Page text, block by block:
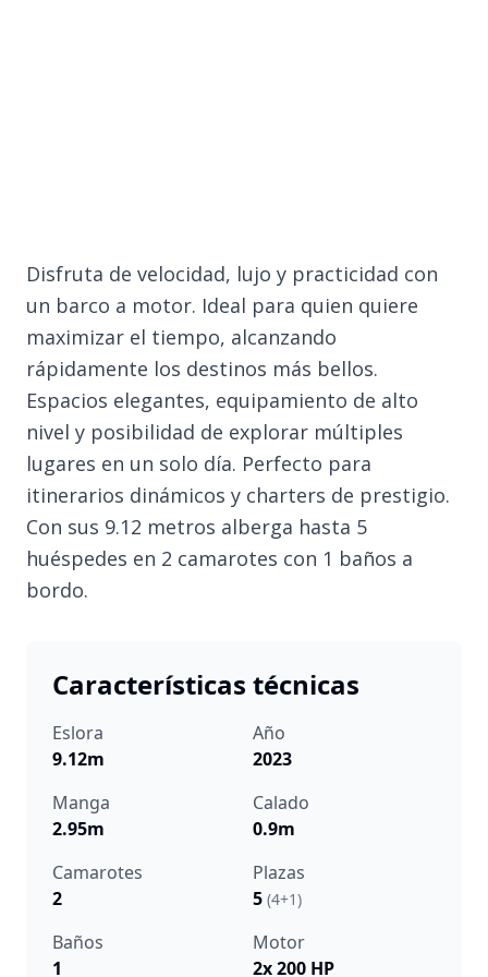
Disfruta de velocidad, lujo y practicidad con
un barco a motor. Ideal para quien quiere
maximizar el tiempo, alcanzando
rápidamente los destinos más bellos.
Espacios elegantes, equipamiento de alto
nivel y posibilidad de explorar múltiples
lugares en un solo día. Perfecto para
itinerarios dinámicos y charters de prestigio.
Con sus 9.12 metros alberga hasta 5
huéspedes en 2 camarotes con 1 baños a
bordo.
Características técnicas
Eslora
9.12m
Año
2023
Manga
2.95m
Calado
0.9m
Camarotes
2
Plazas
5 (4+1)
Baños
1
Motor
2x 200 HP